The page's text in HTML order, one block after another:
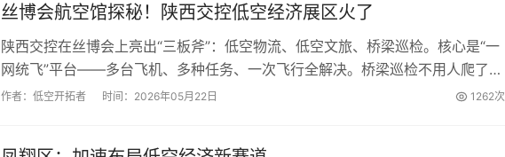
丝博会航空馆探秘！陕西交控低空经济展区火了
陕西交控在丝博会上亮出“三板斧”：低空物流、低空文旅、桥梁巡检。核心是“一
网统飞”平台——多台飞机、多种任务、一次飞行全解决。桥梁巡检不用人爬了，
景区扫码就能飞。不秀概念，只秀跑通的东西。...
作者：低空开拓者 时间：2026年05月22日 1262次